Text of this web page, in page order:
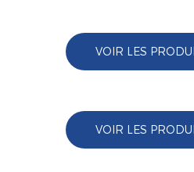
VOIR LES
VOIR LES